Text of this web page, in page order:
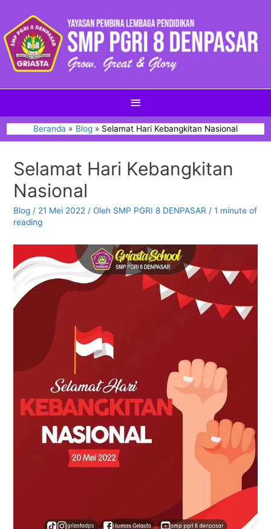
Beranda Blog Selamat Hari Kebangkitan Nasional
Selamat Hari Kebangkitan
Nasional
Blog / 21 Mei 2022 / Oleh SMP PGRI 8 DENPASAR / 1 minute of
reading